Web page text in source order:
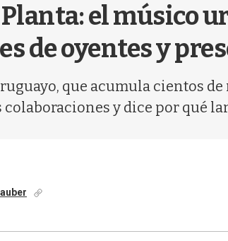
Planta: el músico
de oyentes y
que acumula cientos
colaboraciones y dice por qué